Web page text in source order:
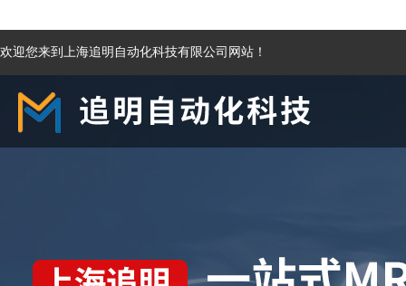
欢迎您来到上海追明自动化科技有限公司网站！